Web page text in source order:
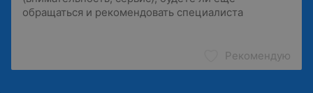
Рекомендую